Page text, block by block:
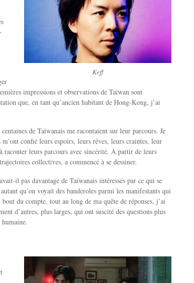
Keff
impressions et observations de Taïwan sont
que, en tant qu’ancien habitant de Hong-Kong, j’ai
de Taïwanais me racontaient sur leur parcours. Je
confié leurs espoirs, leurs rêves, leurs craintes, leur
raconter leurs parcours avec sincérité. À partir de leurs
collectives, a commencé à se dessiner.
il pas davantage de Taïwanais intéressés par ce qui se
qu’on voyait des banderoles parmi les manifestants qui
du compte, tout au long de ma quête de réponses, j’ai
d’autres, plus larges, qui ont suscité des questions plus